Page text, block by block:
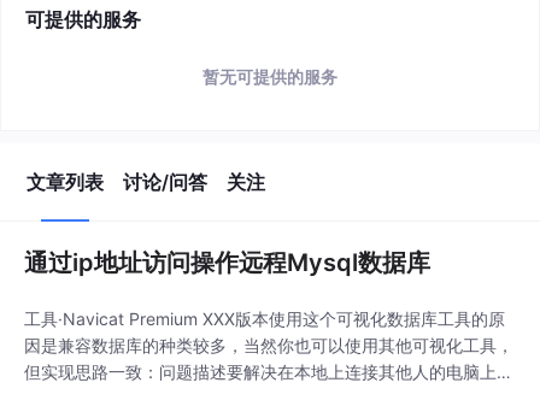
可提供的服务
暂无可提供的服务
文章列表 讨论/问答 关注
通过ip地址访问操作远程Mysql数据库
工具·Navicat Premium XXX版本使用这个可视化数据库工具的原
因是兼容数据库的种类较多，当然你也可以使用其他可视化工具，
但实现思路一致：问题描述要解决在本地上连接其他人的电脑上的